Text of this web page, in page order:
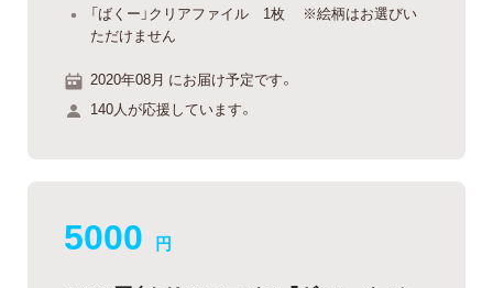
「ばくー」クリアファイル 1枚 ※絵柄はお選びい
ただけません
2020年08月 にお届け予定です。
140人が応援しています。
5000 円